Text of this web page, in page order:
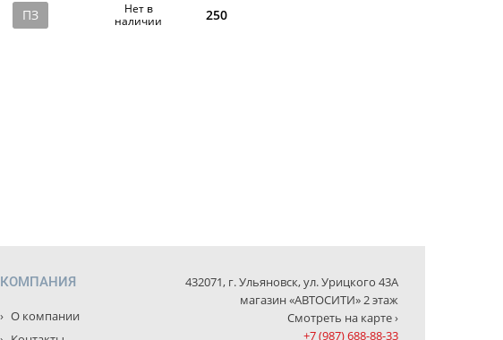
ПЗ
Нет в
наличии
250
КОМПАНИЯ
О компании
432071, г. Ульяновск, ул. Урицкого 43А
магазин «АВТОСИТИ» 2 этаж
Смотреть на карте ›
+7 (987) 688-88-33